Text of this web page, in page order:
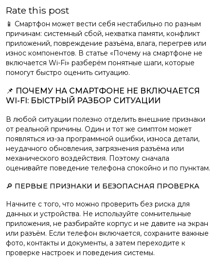
Rate this post
📱 Смартфон может вести себя нестабильно по разным
причинам: системный сбой, нехватка памяти, конфликт
приложений, повреждение разъёма, влага, перегрев или
износ компонентов. В статье «Почему на смартфоне не
включается Wi-Fi» разберём понятные шаги, которые
помогут быстро оценить ситуацию.
📌 ПОЧЕМУ НА СМАРТФОНЕ НЕ ВКЛЮЧАЕТСЯ
WI-FI: БЫСТРЫЙ РАЗБОР СИТУАЦИИ
В любой ситуации полезно отделить внешние признаки
от реальной причины. Один и тот же симптом может
появляться из-за программной ошибки, износа детали,
неудачного обновления, загрязнения разъёма или
механического воздействия. Поэтому сначала
оценивайте поведение телефона спокойно и по пунктам.
🔎 ПЕРВЫЕ ПРИЗНАКИ И БЕЗОПАСНАЯ ПРОВЕРКА
Начните с того, что можно проверить без риска для
данных и устройства. Не используйте сомнительные
приложения, не разбирайте корпус и не давите на экран
или разъём. Если телефон включается, сохраните важные
фото, контакты и документы, а затем переходите к
проверке настроек и поведения системы.